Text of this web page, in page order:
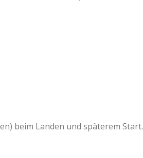
beim Landen und späterem Start.